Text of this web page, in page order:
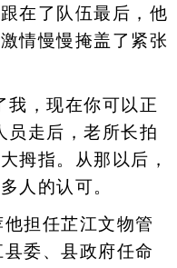
在了队伍最后，他
情慢慢掩盖了紧张
我，现在你可以正
员走后，老所长拍
拇指。从那以后，
人的认可。
担任芷江文物管
委、县政府任命